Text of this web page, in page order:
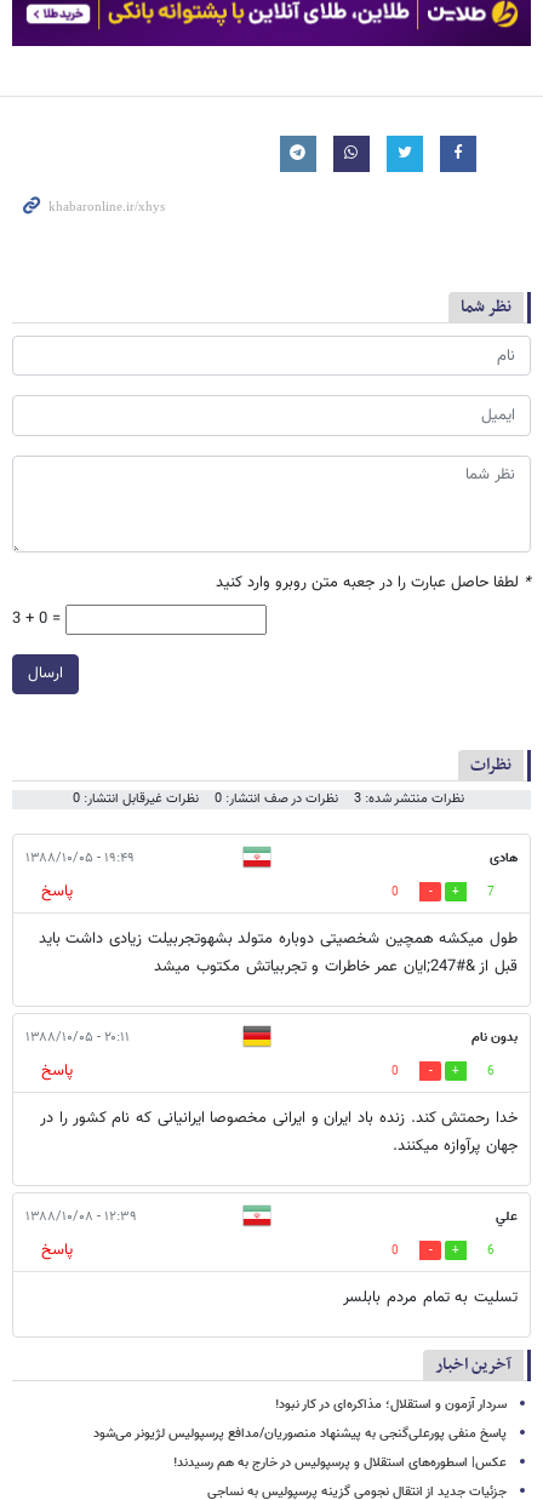
نظر شما
* لطفا حاصل عبارت را در جعبه متن روبرو وارد کنید
3 + 0 =
ارسال
نظرات
نظرات منتشر شده: 3 نظرات در صف انتشار: 0 نظرات غیرقابل انتشار: 0
هادی ۱۹:۴۹ - ۱۳۸۸/۱۰/۰۵
7
0
پاسخ
طول میکشه همچین شخصیتی دوباره متولد بشهوتجربیلت زیادی داشت باید
قبل از &#247;ایان عمر خاطرات و تجربیاتش مکتوب میشد
بدون نام ۲۰:۱۱ - ۱۳۸۸/۱۰/۰۵
6
0
پاسخ
خدا رحمتش کند. زنده باد ایران و ایرانی مخصوصا ایرانیانی که نام کشور را در
جهان پرآوازه میکنند.
علي ۱۲:۳۹ - ۱۳۸۸/۱۰/۰۸
6
0
پاسخ
تسليت به تمام مردم بابلسر
آخرین اخبار
سردار آزمون و استقلال؛ مذاکره‌ای در کار نبود!
پاسخ منفی پورعلی‌گنجی به پیشنهاد منصوریان/مدافع پرسپولیس لژیونر می‌شود
عکس| اسطوره‌های استقلال و پرسپولیس در خارج به هم رسیدند!
جزئیات جدید از انتقال نجومی گزینه پرسپولیس به نساجی